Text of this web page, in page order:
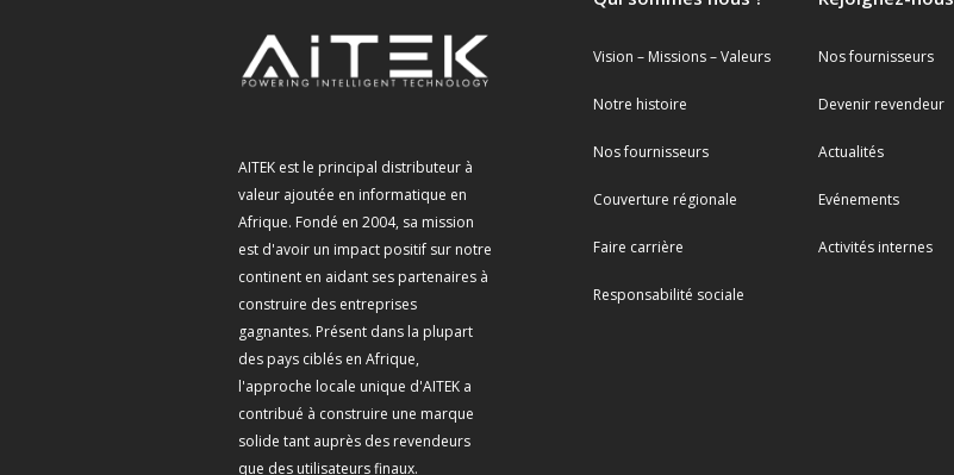
AITEK est le principal distributeur à
valeur ajoutée en informatique en
Afrique. Fondé en 2004, sa mission
est d'avoir un impact positif sur notre
continent en aidant ses partenaires à
construire des entreprises
gagnantes. Présent dans la plupart
des pays ciblés en Afrique,
l'approche locale unique d'AITEK a
contribué à construire une marque
solide tant auprès des revendeurs
que des utilisateurs finaux.
Vision – Missions – Valeurs
Notre histoire
Nos fournisseurs
Couverture régionale
Faire carrière
Responsabilité sociale
Nos fournisseurs
Devenir revendeur
Actualités
Evénements
Activités internes